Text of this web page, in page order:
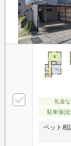
礼金な
駐車場(
ペット相